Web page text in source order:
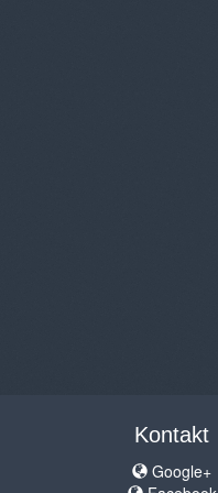
Kontakt
Google+